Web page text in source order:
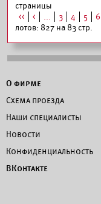
страницы
<<
< ... 3 4 5 6
лотов: 827 на 83 стр.
О фирме
Схема проезда
Наши специалисты
Новости
Конфиденциальность
ВКонтакте